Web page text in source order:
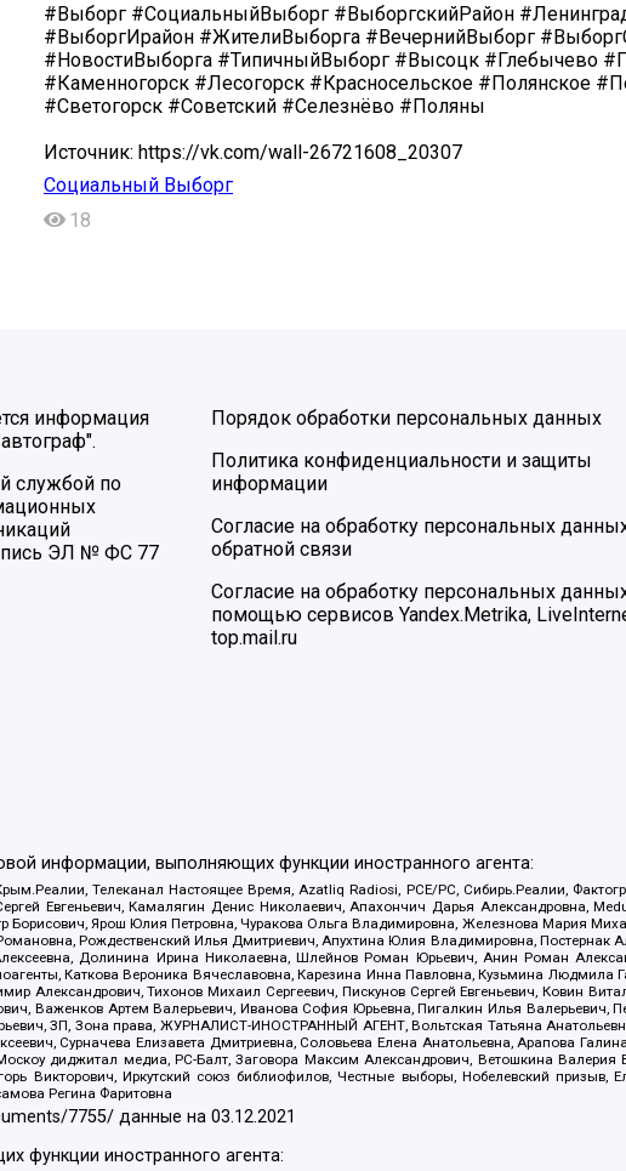
#Выборг #СоциальныйВыборг #ВыборгскийРайон
#ВыборгИрайон #ЖителиВыборга #ВечернийВыборг
#НовостиВыборга #ТипичныйВыборг #Высоцк #Глебычево
#Каменногорск #Лесогорск #Красносельское #Полянское
#Светогорск #Советский #Селезнёво #Поляны
Источник: https://vk.com/wall-26721608_20307
Социальный Выборг
18
информация
службой по
ЭЛ № ФС 77
Порядок обработки персональных данных
Политика конфиденциальности и защиты
информации
Согласие на обработку персональных
обратной связи
Согласие на обработку персональных
помощью сервисов Yandex.Metrika,
top.mail.ru
информации, выполняющих функции иностранного агента:
Телеканал Настоящее Время, Azatliq Radiosi, PCE/PC, Сибирь.Реалии,
Евгеньевич, Камалягин Денис Николаевич, Апахончич Дарья Александровна,
Ярош Юлия Петровна, Чуракова Ольга Владимировна, Железнова Мария
Рождественский Илья Дмитриевич, Апухтина Юлия Владимировна, Постернак
Долинина Ирина Николаевна, Шлейнов Роман Юрьевич, Анин Роман
Каткова Вероника Вячеславовна, Карезина Инна Павловна, Кузьмина
Александрович, Тихонов Михаил Сергеевич, Пискунов Сергей Евгеньевич, Ковин
Важенков Артем Валерьевич, Иванова София Юрьевна, Пигалкин Илья Валерьевич,
ЗП, Зона права, ЖУРНАЛИСТ-ИНОСТРАННЫЙ АГЕНТ, Вольтская Татьяна
Сурначева Елизавета Дмитриевна, Соловьева Елена Анатольевна, Арапова
диджитал медиа, РС-Балт, Заговора Максим Александрович, Ветошкина
Викторович, Иркутский союз библиофилов, Честные выборы, Нобелевский призыв,
Регина Фаритовна
7755/ данные на03.12.2021
функции иностранного агента: